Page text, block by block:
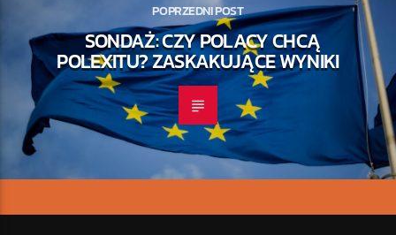
POPRZEDNI POST
SONDAŻ: CZY POLACY CHCĄ
POLEXITU? ZASKAKUJĄCE WYNIKI